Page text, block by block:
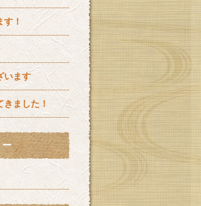
！
います
ました！
ー